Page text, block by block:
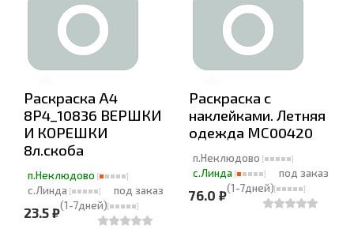
Раскраска А4
8Р4_10836 ВЕРШКИ
И КОРЕШКИ
8л.скоба
п.Неклюдово
с.Линда
под заказ
(1-7дней)
23.5 ₽
Раскраска с
наклейками. Летняя
одежда МС00420
п.Неклюдово
с.Линда
под заказ
(1-7дней)
76.0 ₽